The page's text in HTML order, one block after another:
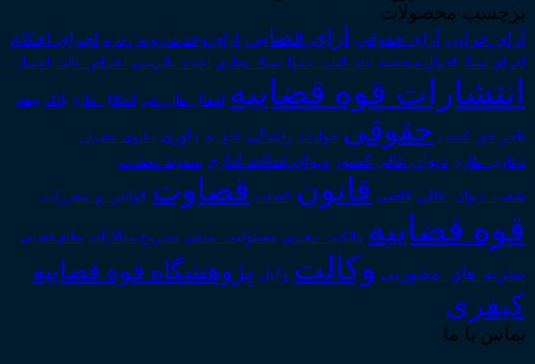
برچسب محصولات
آرای جزایی آرای حقوقی آرای قضایی آرای وحدت رویه اجاره اجرای احکام
اجرای اسناد احوال شخصیه ادله_اثبات_دعوا اسناد_تجاری اعاده_دادرسی اعتراض_ثالث اعسار
انتشارات قوه قضاییه انتقال_مال_غیر انحلال_نکاح بانک بیمه
تاجر حق_کسب حقوقی حوادث_رانندگی خلع_ید داوری دعاوی_تصرف
دعاوی_طاری دیوان عالی کشور دیوان عدالت اداری سقوط_تعهدات
شعب_دیوان_عالی قاضی قانون قضات قضاوت قوانین_و_مقررات
قوه قضاییه مالکیت_معنوی مسئولیت_مدنی مشروح مذاکرات نظام قضایی
نظریه_های_مشورتی وکالت وکیل پژوهشگاه قوه قضاییه
کیفری
تماس با ما